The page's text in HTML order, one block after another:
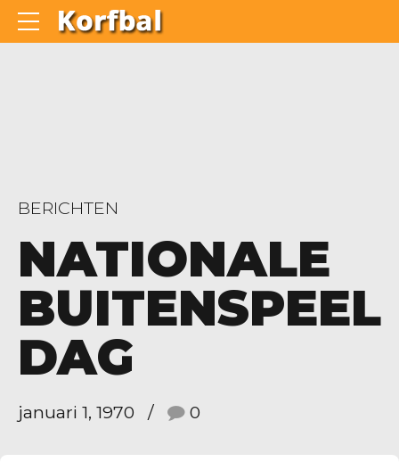
BERICHTEN
NATIONALE
BUITENSPEEL
DAG
januari 1, 1970 0